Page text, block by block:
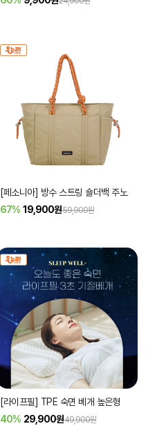
[페소니아] 방수 스트링 숄더백 주노
67% 19,900원59,900원
[라이프필] TPE 숙면 베개 높은형
40% 29,900원49,900원